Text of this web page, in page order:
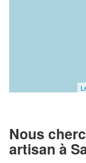
Nous
artisan à